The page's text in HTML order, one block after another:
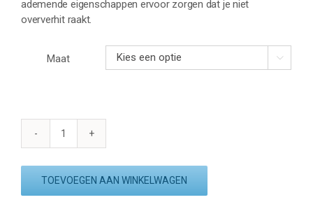
ademende eigenschappen ervoor zorgen dat je niet
oververhit raakt.
Maat 
INDIAN
THERMO
TOEVOEGEN AAN WINKELWAGEN